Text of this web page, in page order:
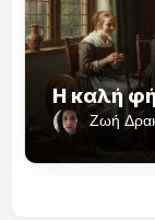
Η καλή
Ζωή